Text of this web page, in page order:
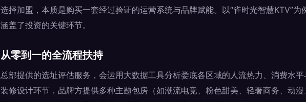
选择加盟，本质是购买一套经过验证的运营系统与品牌赋能。以“雀时光智慧KTV”为
涵盖了投资的关键环节。
从零到一的全流程扶持
总部提供的选址评估服务，会运用大数据工具分析娄底各区域的人流热力、消费水平
装修设计环节，品牌方提供多种主题包房（如潮流电竞、粉色甜美、轻奢商务、动漫